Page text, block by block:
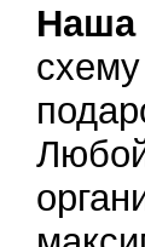
Наша